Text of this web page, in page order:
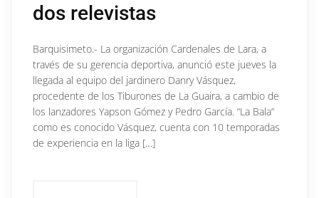
dos relevistas
Barquisimeto.- La organización Cardenales de Lara, a
través de su gerencia deportiva, anunció este jueves la
llegada al equipo del jardinero Danry Vásquez,
procedente de los Tiburones de La Guaira, a cambio de
los lanzadores Yapson Gómez y Pedro García. “La Bala”
como es conocido Vásquez, cuenta con 10 temporadas
de experiencia en la liga […]